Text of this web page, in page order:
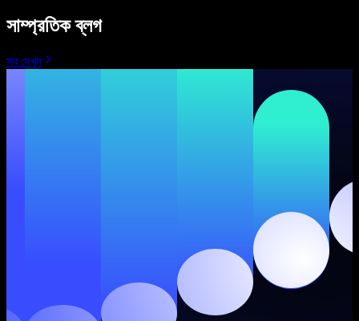
সাম্প্রতিক ব্লগ
সব দেখুন